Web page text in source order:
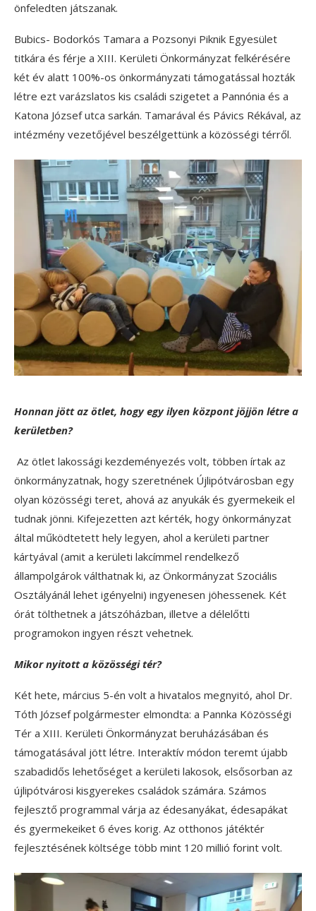
önfeledten játszanak.
Bubics- Bodorkós Tamara a Pozsonyi Piknik Egyesület
titkára és férje a XIII. Kerületi Önkormányzat felkérésére
két év alatt 100%-os önkormányzati támogatással hozták
létre ezt varázslatos kis családi szigetet a Pannónia és a
Katona József utca sarkán. Tamarával és Pávics Rékával, az
intézmény vezetőjével beszélgettünk a közösségi térről.
Honnan jött az ötlet, hogy egy ilyen központ jöjjön létre a
kerületben?
Az ötlet lakossági kezdeményezés volt, többen írtak az
önkormányzatnak, hogy szeretnének Újlipótvárosban egy
olyan közösségi teret, ahová az anyukák és gyermekeik el
tudnak jönni. Kifejezetten azt kérték, hogy önkormányzat
által működtetett hely legyen, ahol a kerületi partner
kártyával (amit a kerületi lakcímmel rendelkező
állampolgárok válthatnak ki, az Önkormányzat Szociális
Osztályánál lehet igényelni) ingyenesen jöhessenek. Két
órát tölthetnek a játszóházban, illetve a délelőtti
programokon ingyen részt vehetnek.
Mikor nyitott a közösségi tér?
Két hete, március 5-én volt a hivatalos megnyitó, ahol Dr.
Tóth József polgármester elmondta: a Pannka Közösségi
Tér a XIII. Kerületi Önkormányzat beruházásában és
támogatásával jött létre. Interaktív módon teremt újabb
szabadidős lehetőséget a kerületi lakosok, elsősorban az
újlipótvárosi kisgyerekes családok számára. Számos
fejlesztő programmal várja az édesanyákat, édesapákat
és gyermekeiket 6 éves korig. Az otthonos játéktér
fejlesztésének költsége több mint 120 millió forint volt.